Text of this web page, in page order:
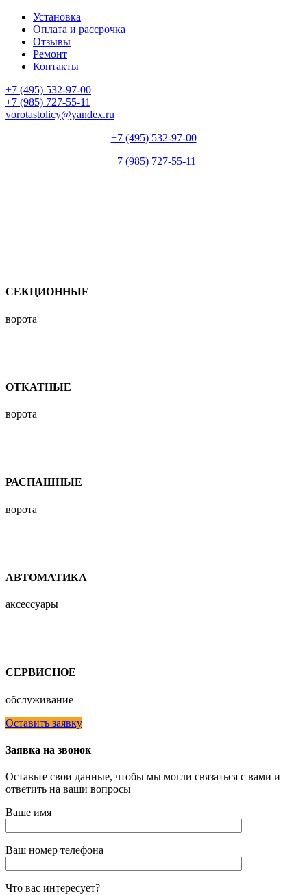
Установка
Оплата и рассрочка
Отзывы
Ремонт
Контакты
+7 (495) 532-97-00
+7 (985) 727-55-11
vorotastolicy@yandex.ru
+7 (495) 532-97-00
+7 (985) 727-55-11
СЕКЦИОННЫЕ
ворота
ОТКАТНЫЕ
ворота
РАСПАШНЫЕ
ворота
АВТОМАТИКА
аксессуары
СЕРВИСНОЕ
обслуживание
Оставить заявку
Заявка на звонок
Оставьте свои данные, чтобы мы могли связаться с вами и
ответить на ваши вопросы
Ваше имя
Ваш номер телефона
Что вас интересует?